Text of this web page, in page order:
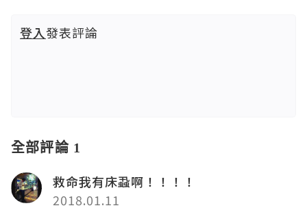
登入發表評論
全部評論 1
救命我有床蝨啊！！！！
2018.01.11